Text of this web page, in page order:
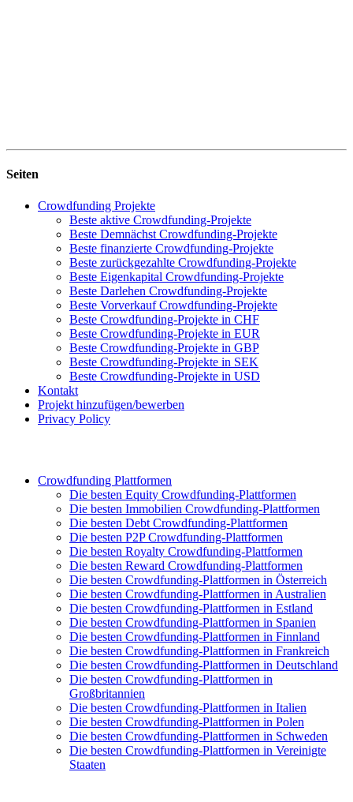
Seiten
Crowdfunding Projekte
Beste aktive Crowdfunding-Projekte
Beste Demnächst Crowdfunding-Projekte
Beste finanzierte Crowdfunding-Projekte
Beste zurückgezahlte Crowdfunding-Projekte
Beste Eigenkapital Crowdfunding-Projekte
Beste Darlehen Crowdfunding-Projekte
Beste Vorverkauf Crowdfunding-Projekte
Beste Crowdfunding-Projekte in CHF
Beste Crowdfunding-Projekte in EUR
Beste Crowdfunding-Projekte in GBP
Beste Crowdfunding-Projekte in SEK
Beste Crowdfunding-Projekte in USD
Kontakt
Projekt hinzufügen/bewerben
Privacy Policy
Crowdfunding Plattformen
Die besten Equity Crowdfunding-Plattformen
Die besten Immobilien Crowdfunding-Plattformen
Die besten Debt Crowdfunding-Plattformen
Die besten P2P Crowdfunding-Plattformen
Die besten Royalty Crowdfunding-Plattformen
Die besten Reward Crowdfunding-Plattformen
Die besten Crowdfunding-Plattformen in Österreich
Die besten Crowdfunding-Plattformen in Australien
Die besten Crowdfunding-Plattformen in Estland
Die besten Crowdfunding-Plattformen in Spanien
Die besten Crowdfunding-Plattformen in Finnland
Die besten Crowdfunding-Plattformen in Frankreich
Die besten Crowdfunding-Plattformen in Deutschland
Die besten Crowdfunding-Plattformen in
Großbritannien
Die besten Crowdfunding-Plattformen in Italien
Die besten Crowdfunding-Plattformen in Polen
Die besten Crowdfunding-Plattformen in Schweden
Die besten Crowdfunding-Plattformen in Vereinigte
Staaten